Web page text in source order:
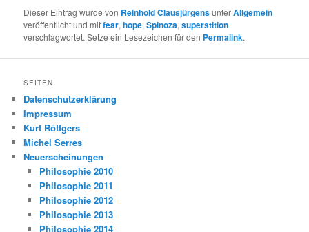
Dieser Eintrag wurde von Reinhold ClausjürgensunterAllgemein
veröffentlicht und mitfear,hope,Spinoza,superstition
verschlagwortet. Setze ein Lesezeichen für den Permalink.
SEITEN
Datenschutzerklärung
Impressum
Kurt Röttgers
Michel Serres
Neuerscheinungen
Philosophie 2010
Philosophie 2011
Philosophie 2012
Philosophie 2013
Philosophie 2014